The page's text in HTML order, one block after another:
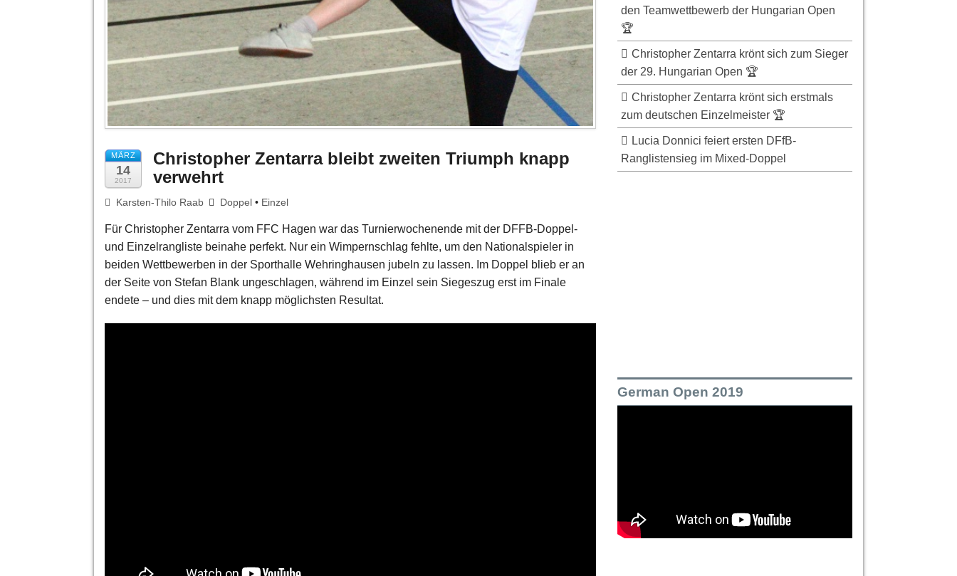
MÄRZ
14
2017
Christopher Zentarra bleibt zweiten Triumph knapp
verwehrt
Karsten-Thilo Raab Doppel • Einzel
Für Christopher Zentarra vom FFC Hagen war das Turnierwochenende mit der DFFB-Doppel-
und Einzelrangliste beinahe perfekt. Nur ein Wimpernschlag fehlte, um den Nationalspieler in
beiden Wettbewerben in der Sporthalle Wehringhausen jubeln zu lassen. Im Doppel blieb er an
der Seite von Stefan Blank ungeschlagen, während im Einzel sein Siegeszug erst im Finale
endete – und dies mit dem knapp möglichsten Resultat.
den Teamwettbewerb der Hungarian Open
🏆
Christopher Zentarra krönt sich zum Sieger
der 29. Hungarian Open 🏆
Christopher Zentarra krönt sich erstmals
zum deutschen Einzelmeister 🏆
Lucia Donnici feiert ersten DFfB-
Ranglistensieg im Mixed-Doppel
German Open 2019